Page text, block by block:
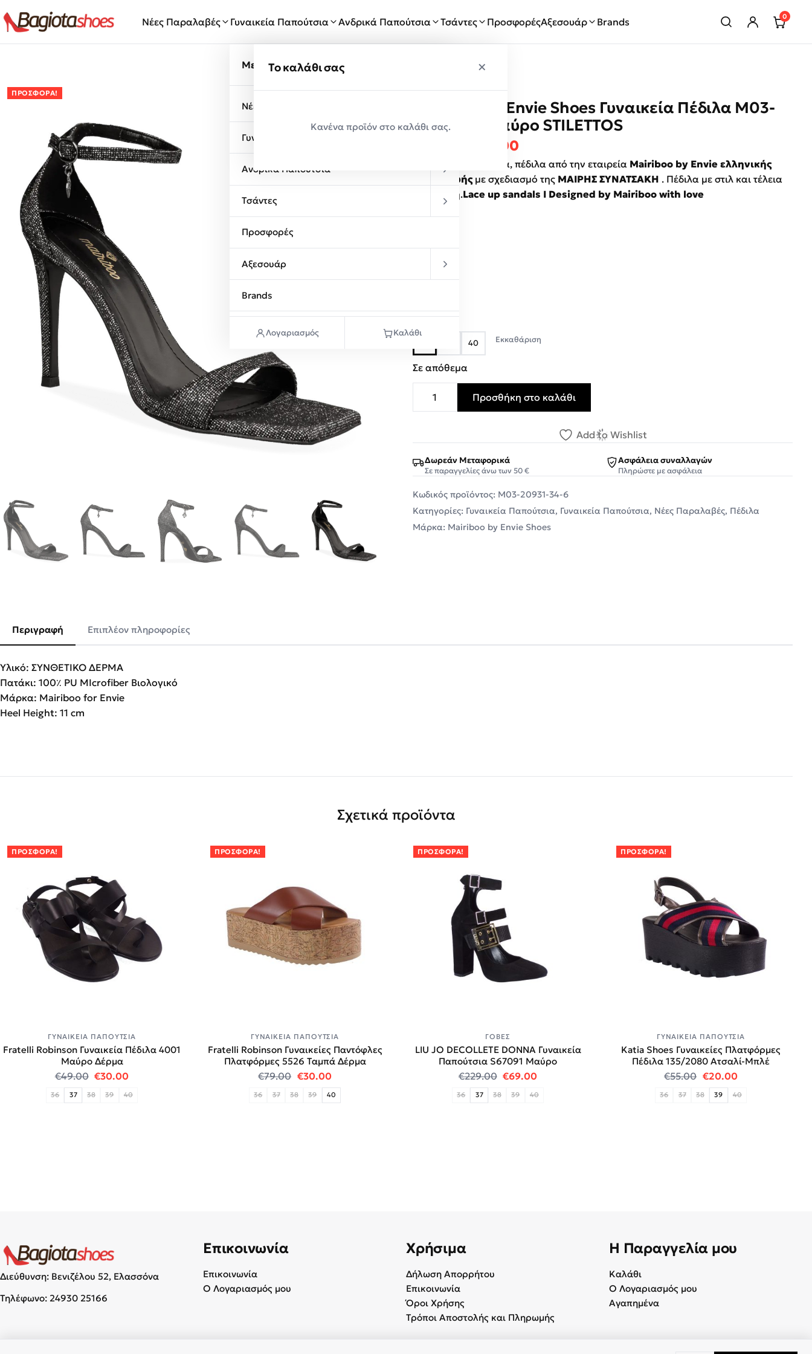
Νέες Παραλαβές
Γυναικεία Παπούτσια Ανδρικά Παπούτσια Τσάντες ΠροσφορέςΑξεσουάρ Brands 0
Μενού
Νέες Παραλαβές
Γυναικεία Παπούτσια
Ανδρικά Παπούτσια
Τσάντες
Προσφορές
Αξεσουάρ
Brands
Λογαριασμός Καλάθι
Το καλάθι σας ×
Κανένα προϊόν στο καλάθι σας.
ΠΡΟΣΦΟΡΆ!
Mairiboo by Envie Shoes Γυναικεία Πέδιλα M03-
20931-34 Μαύρο STILETTOS
Original price was: €89.90.
45.00
Γυναικεία παπούτσια, πέδιλα από την εταιρεία Mairiboo by Envie ελληνικής
κατασκευήςμε σχεδιασμό της ΜΑΙΡΗΣ ΣΥΝΑΤΣΑΚΗ . Πέδιλα με στιλ και τέλεια
εφαρμογή.Lace up sandals I Designed by Mairiboo with love
Χρώμα
Μέγεθος
40 Εκκαθάριση
Σε απόθεμα
Mairiboo by Envie Shoes Γυναικεία Πέδιλα M03-20931-34 Μαύρο STILETTOS
Προσθήκη στο καλάθι
Add to Wishlist
Δωρεάν Μεταφορικά
Σε παραγγελίες άνω των 50 €
Ασφάλεια συναλλαγών
Πληρώστε με ασφάλεια
Κωδικός προϊόντος: M03-20931-34-6
Κατηγορίες: Γυναικεία Παπούτσια, Γυναικεία Παπούτσια, Νέες Παραλαβές, Πέδιλα
Μάρκα: Mairiboo by Envie Shoes
Περιγραφή Επιπλέον πληροφορίες
Υλικό: ΣΥΝΘΕΤΙΚΟ ΔΕΡΜΑ
Πατάκι: 100٪ PU MIcrofiber Βιολογικό
Μάρκα: Mairiboo for Envie
Heel Height: 11 cm
Σχετικά προϊόντα
ΠΡΟΣΦΟΡΆ!
ΓΥΝΑΙΚΕΊΑ ΠΑΠΟΎΤΣΙΑ
Fratelli Robinson Γυναικεία Πέδιλα 4001
Μαύρο Δέρμα
€49.00 Original price was: €49.00.
€30.00Η τρέχουσα τιμή είναι: €30.00.
36 37 38 39 40
ΠΡΟΣΦΟΡΆ!
ΓΥΝΑΙΚΕΊΑ ΠΑΠΟΎΤΣΙΑ
Fratelli Robinson Γυναικείες Παντόφλες
Πλατφόρμες 5526 Ταμπά Δέρμα
€79.00 Original price was: €79.00.
€30.00Η τρέχουσα τιμή είναι: €30.00.
36 37 38 39 40
ΠΡΟΣΦΟΡΆ!
ΓΌΒΕΣ
LIU JO DECOLLETE DONNA Γυναικεία
Παπούτσια S67091 Μαύρο
€229.00 Original price was: €229.00.
€69.00Η τρέχουσα τιμή είναι: €69.00.
36 37 38 39 40
ΠΡΟΣΦΟΡΆ!
ΓΥΝΑΙΚΕΊΑ ΠΑΠΟΎΤΣΙΑ
Katia Shoes Γυναικείες Πλατφόρμες
Πέδιλα 135/2080 Ατσαλί-Μπλέ
€55.00 Original price was:
€20.00Η τρέχουσα
36 37 38 39 40
Διεύθυνση: Βενιζέλου 52, Ελασσόνα
Τηλέφωνο: 24930 25166
Επικοινωνία
Επικοινωνία
Ο Λογαριασμός μου
Χρήσιμα
Δήλωση Απορρήτου
Επικοινωνία
Όροι Χρήσης
Τρόποι Αποστολής και Πληρωμής
Η Παραγγελία μου
Καλάθι
Ο Λογαριασμός μου
Αγαπημένα